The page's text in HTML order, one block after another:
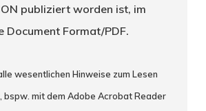
publiziert worden ist, im
Document Format/PDF.
wesentlichen Hinweise zum Lesen
bspw. mit dem Adobe Acrobat Reader